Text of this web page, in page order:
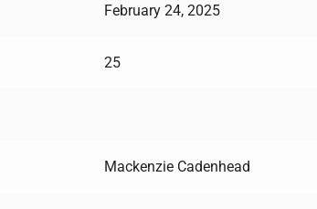
February 24, 2025
25
Mackenzie Cadenhead